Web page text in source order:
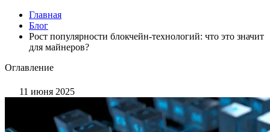
Главная
Блог
Рост популярности блокчейн-технологий: что это значит
для майнеров?
Оглавление
11 июня 2025